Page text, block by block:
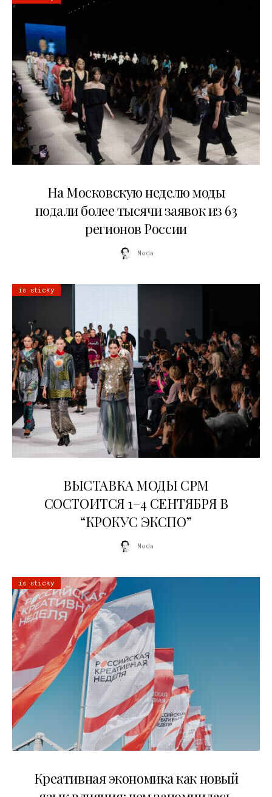
На Московскую неделю моды
подали более тысячи заявок из 63
регионов России
Moda
is sticky
ВЫСТАВКА МОДЫ CPM
СОСТОИТСЯ 1–4 СЕНТЯБРЯ В
“КРОКУС ЭКСПО”
Moda
is sticky
Креативная экономика как новый